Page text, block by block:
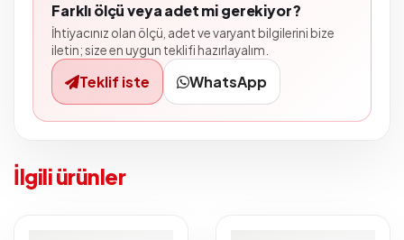
Farklı ölçü veya adet mi gerekiyor?
İhtiyacınız olan ölçü, adet ve varyant bilgilerini bize
iletin; size en uygun teklifi hazırlayalım.
Teklif iste WhatsApp
İlgili ürünler